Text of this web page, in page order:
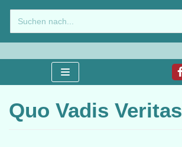
Zum
Inhalt
springen
Quo Vadis Veritas